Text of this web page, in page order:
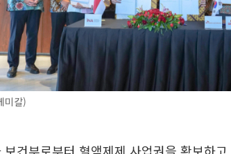
미칼)